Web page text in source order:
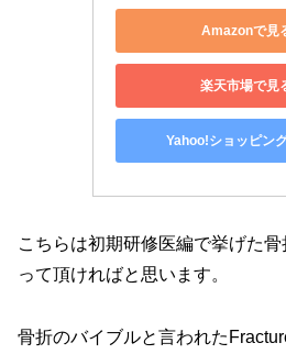
Amazonで見
楽天市場で見
Yahoo!ショッピン
こちらは初期研修医編で挙げた
って頂ければと思います。
骨折のバイブルと言われた